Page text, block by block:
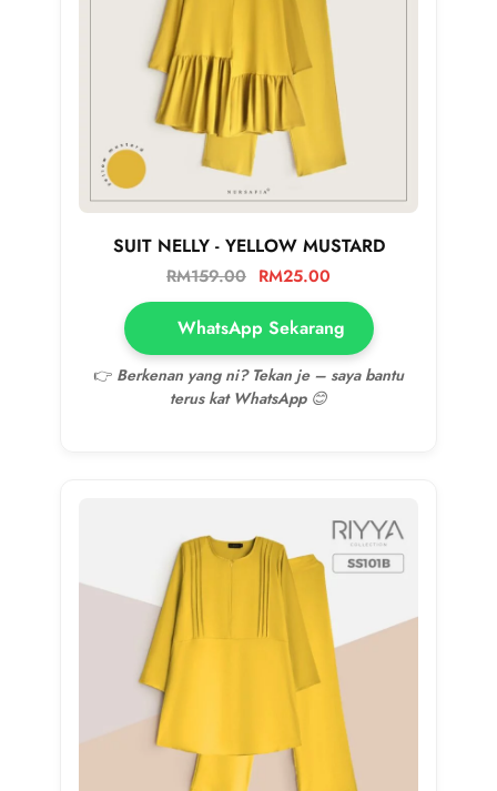
SUIT NELLY - YELLOW MUSTARD
RM159.00 RM25.00
WhatsApp Sekarang
👉 Berkenan yang ni? Tekan je – saya bantu
terus kat WhatsApp 😊